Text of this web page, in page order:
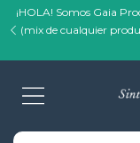
¡HOLA! Somos Gaia
(mix de cualquier